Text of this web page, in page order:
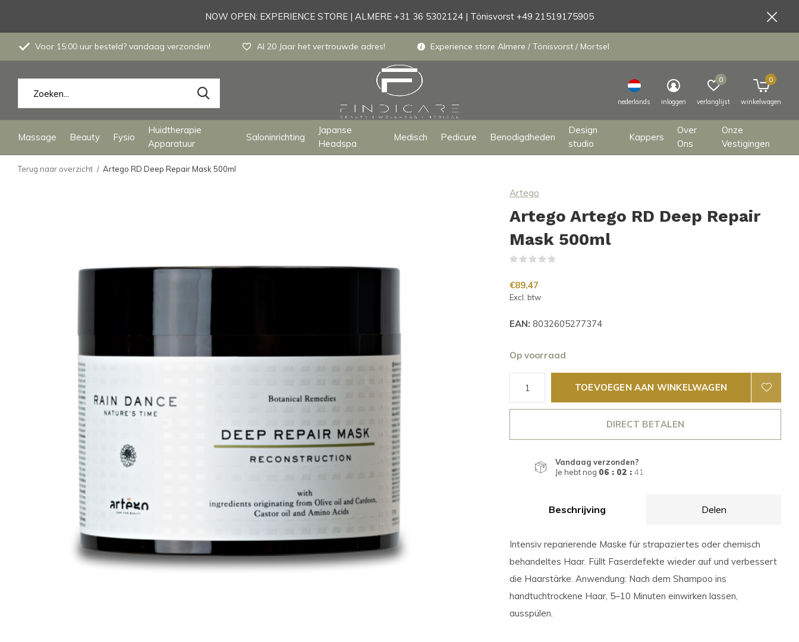
Massage Beauty Fysio
Huidtherapie
Apparatuur
Saloninrichting
Japanse
Headspa
Medisch Pedicure Benodigdheden
Design
studio
Kappers
Over
Ons
Onze
Vestigingen
nederlands inloggen verlanglijst
0
winkelwagen
0
Voor 15:00 uur besteld? vandaag verzonden! Al 20 Jaar het vertrouwde adres! Experience store Almere / Tönisvorst / Mortsel
NOW OPEN: EXPERIENCE STORE | ALMERE +31 36 5302124 | Tönisvorst +49 21519175905
Terug naar overzicht Artego RD Deep Repair Mask 500ml
Artego
Artego Artego RD Deep Repair
Mask 500ml
€89,47
Excl. btw
EAN: 8032605277374
Op voorraad
TOEVOEGEN AAN WINKELWAGEN
DIRECT BETALEN
Vandaag verzonden?
Je hebt nog 06 : 02 : 40
Beschrijving Delen
Intensiv reparierende Maske für strapaziertes oder chemisch
behandeltes Haar. Füllt Faserdefekte wieder auf und verbessert
die Haarstärke. Anwendung: Nach dem Shampoo ins
handtuchtrockene Haar, 5–10 Minuten einwirken lassen,
ausspülen.